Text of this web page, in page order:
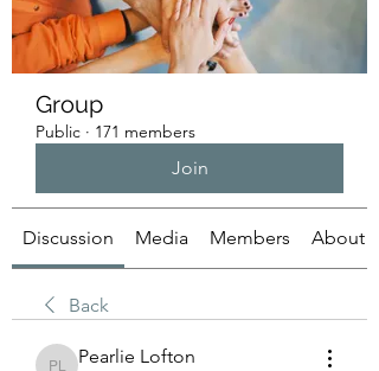
Group
Public · 171 members
Join
Discussion Media Members About
Back
Pearlie Lofton